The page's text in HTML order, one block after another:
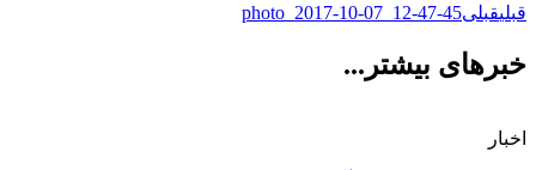
قبلیقبلیphoto_2017-10-07_12-47-45
خبرهای بیشتر...
اخبار